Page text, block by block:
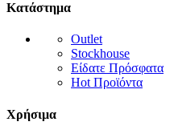
Κατάστημα
Outlet
Stockhouse
Είδατε Πρόσφατα
Hot Προϊόντα
Χρήσιμα